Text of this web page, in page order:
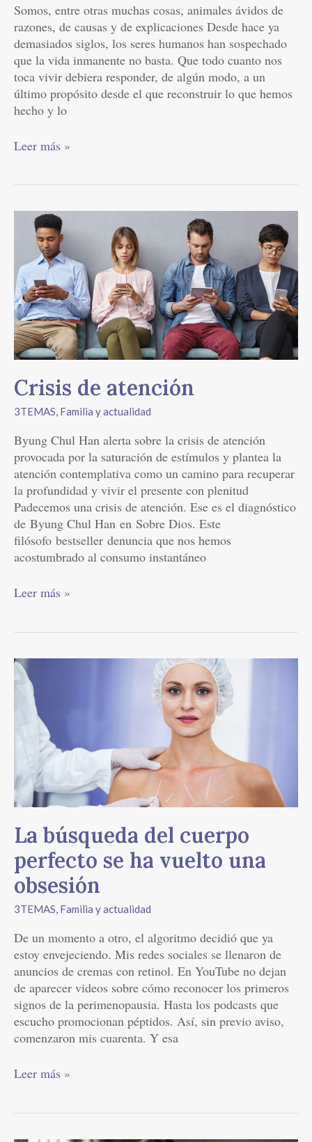
Somos, entre otras muchas cosas, animales ávidos de
razones, de causas y de explicaciones Desde hace ya
demasiados siglos, los seres humanos han sospechado
que la vida inmanente no basta. Que todo cuanto nos
toca vivir debiera responder, de algún modo, a un
último propósito desde el que reconstruir lo que hemos
hecho y lo
Leer más »
Crisis de atención
3TEMAS, Familia y actualidad
Byung Chul Han alerta sobre la crisis de atención
provocada por la saturación de estímulos y plantea la
atención contemplativa como un camino para recuperar
la profundidad y vivir el presente con plenitud
Padecemos una crisis de atención. Ese es el diagnóstico
de Byung Chul Han en Sobre Dios. Este
filósofo bestseller denuncia que nos hemos
acostumbrado al consumo instantáneo
Crisis
atención
Leer más »
La búsqueda del cuerpo
perfecto se ha vuelto una
obsesión
3TEMAS, Familia y actualidad
De un momento a otro, el algoritmo decidió que ya
estoy envejeciendo. Mis redes sociales se llenaron de
anuncios de cremas con retinol. En YouTube no dejan
de aparecer videos sobre cómo reconocer los primeros
signos de la perimenopausia. Hasta los podcasts que
escucho promocionan péptidos. Así, sin previo aviso,
comenzaron mis cuarenta. Y esa
La
búsqueda
cuerpo
perfecto
vuelto
una
Leer más »